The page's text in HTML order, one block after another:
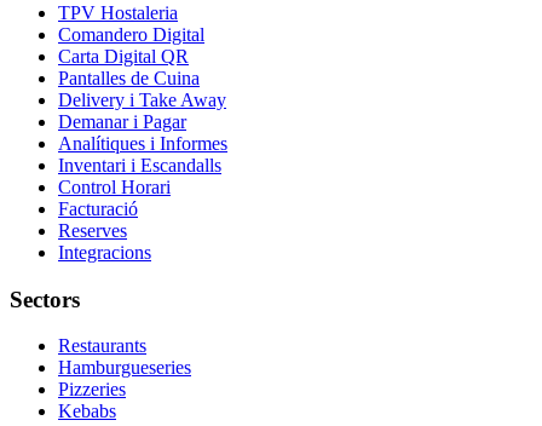
TPV Hostaleria
Comandero Digital
Carta Digital QR
Pantalles de Cuina
Delivery i Take Away
Demanar i Pagar
Analítiques i Informes
Inventari i Escandalls
Control Horari
Facturació
Reserves
Integracions
Sectors
Restaurants
Hamburgueseries
Pizzeries
Kebabs